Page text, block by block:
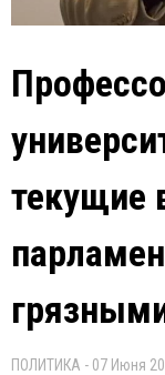
текущие
ПОЛИТИКА - 07 Июня